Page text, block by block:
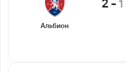
Альбион
2-1